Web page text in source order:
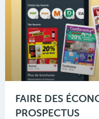
FAIRE DES
PROSPECTUS